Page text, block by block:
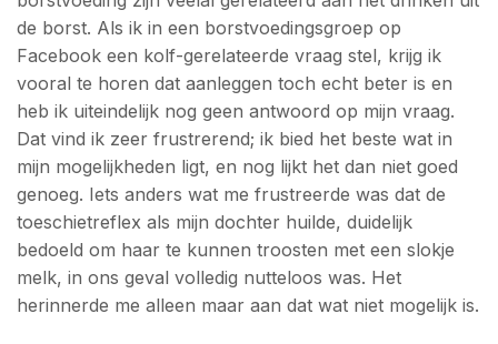
de borst. Als ik in een borstvoedingsgroep op
Facebook een kolf-gerelateerde vraag stel, krijg ik
vooral te horen dat aanleggen toch echt beter is en
heb ik uiteindelijk nog geen antwoord op mijn vraag.
Dat vind ik zeer frustrerend; ik bied het beste wat in
mijn mogelijkheden ligt, en nog lijkt het dan niet goed
genoeg. Iets anders wat me frustreerde was dat de
toeschietreflex als mijn dochter huilde, duidelijk
bedoeld om haar te kunnen troosten met een slokje
melk, in ons geval volledig nutteloos was. Het
herinnerde me alleen maar aan dat wat niet mogelijk is.